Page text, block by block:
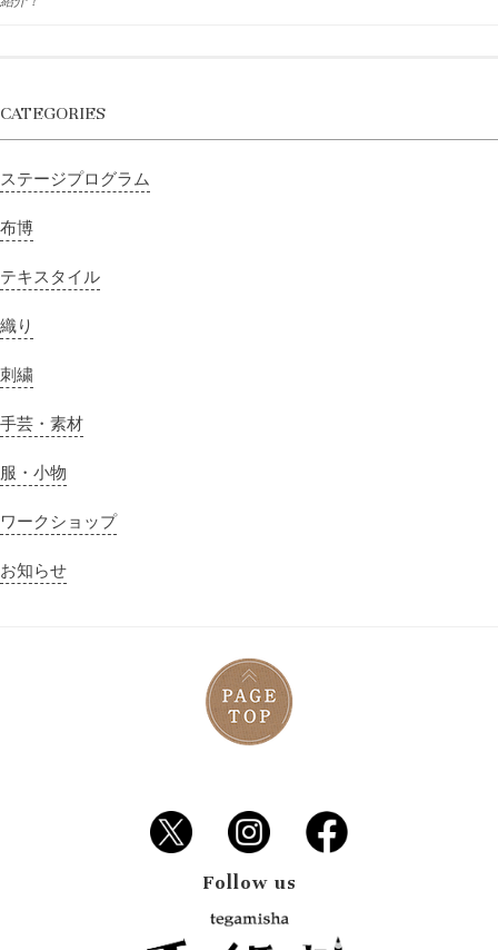
navigation
CATEGORIES
ステージプログラム
布博
テキスタイル
織り
刺繍
手芸・素材
服・小物
ワークショップ
お知らせ
Follow us